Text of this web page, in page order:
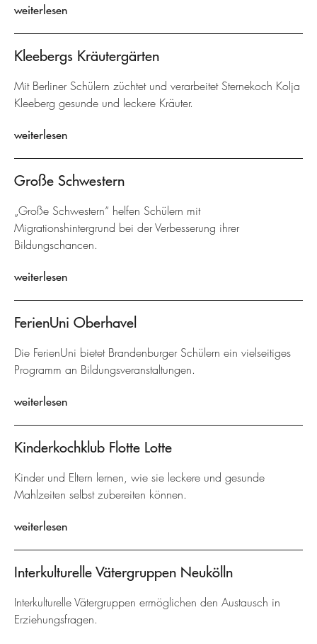
weiterlesen
Kleebergs Kräutergärten
Mit Berliner Schülern züchtet und verarbeitet Sternekoch Kolja
Kleeberg gesunde und leckere Kräuter.
weiterlesen
Große Schwestern
„Große Schwestern“ helfen Schülern mit
Migrationshintergrund bei der Verbesserung ihrer
Bildungschancen.
weiterlesen
FerienUni Oberhavel
Die FerienUni bietet Brandenburger Schülern ein vielseitiges
Programm an Bildungsveranstaltungen.
weiterlesen
Kinderkochklub Flotte Lotte
Kinder und Eltern lernen, wie sie leckere und gesunde
Mahlzeiten selbst zubereiten können.
weiterlesen
Interkulturelle Vätergruppen Neukölln
Interkulturelle Vätergruppen ermöglichen den Austausch in
Erziehungsfragen.